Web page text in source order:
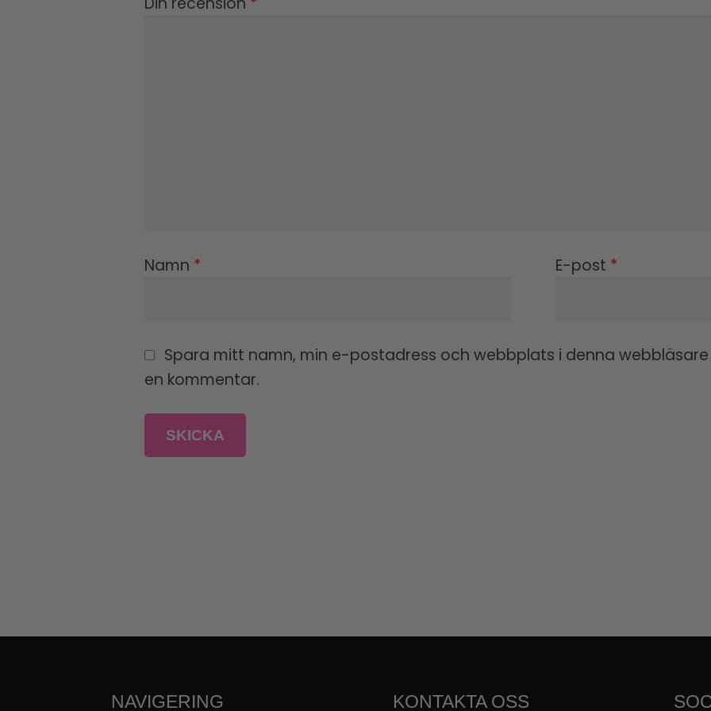
Namn * E-post *
Spara mitt namn, min e-postadress och webbplats i denna
en kommentar.
NAVIGERING KONTAKTA OSS